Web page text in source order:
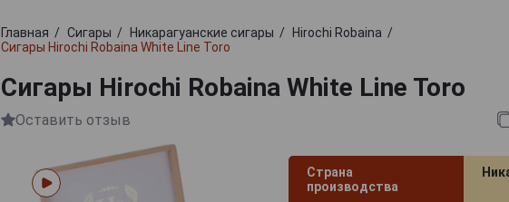
Главная Сигары Никарагуанские сигары
Hirochi Robaina
Сигары Hirochi Robaina White Line Toro
Сигары Hirochi Robaina White Line Toro
Оставить отзыв
Страна
производства